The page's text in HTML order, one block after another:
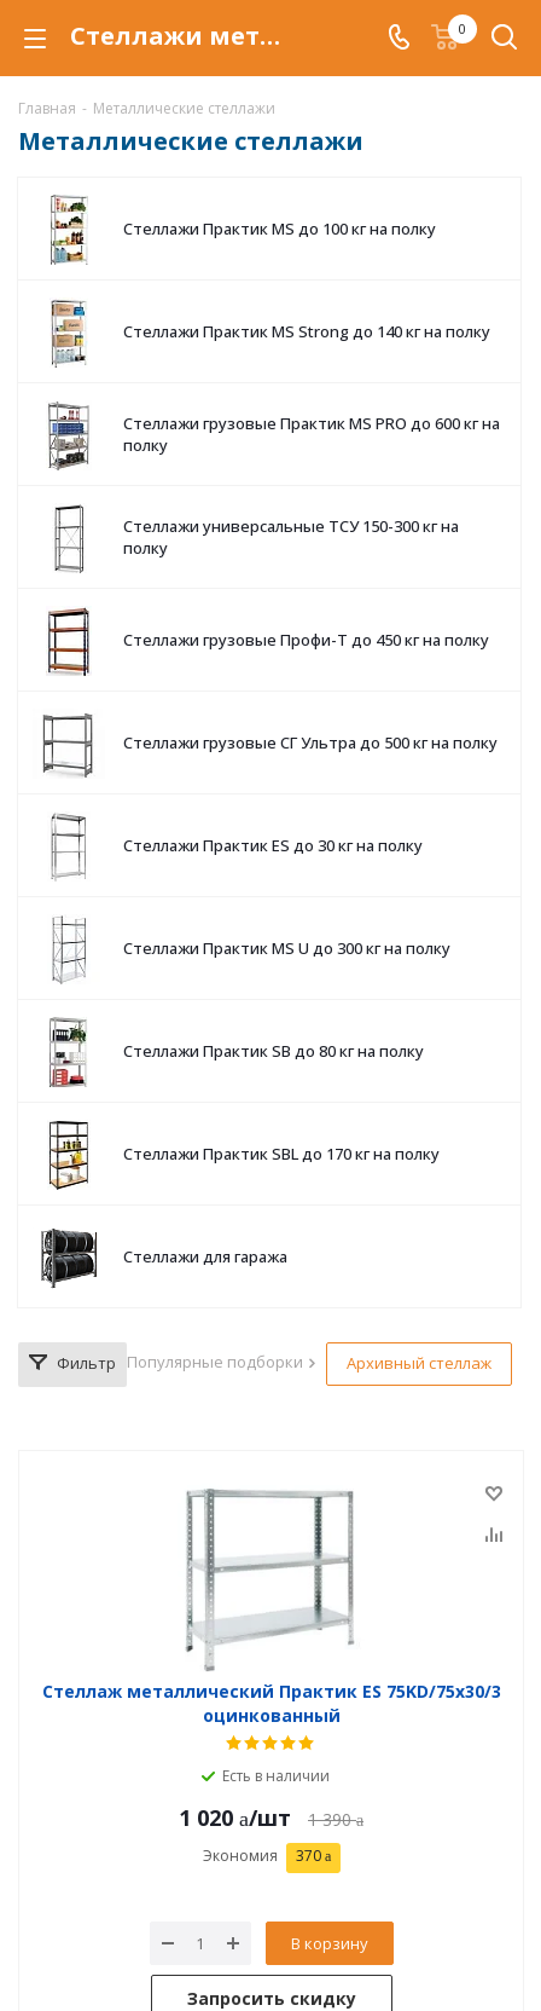
Стеллажи металлические сборные купить в Магнитогорске — цены, характеристики | Valbergsafe 0
Главная - Металлические стеллажи
Металлические стеллажи
Стеллажи Практик MS до 100 кг на полку
Стеллажи Практик MS Strong до 140 кг на полку
Стеллажи грузовые Практик MS PRO до 600 кг на
полку
Стеллажи универсальные ТСУ 150-300 кг на
полку
Стеллажи грузовые Профи-Т до 450 кг на полку
Стеллажи грузовые СГ Ультра до 500 кг на полку
Стеллажи Практик ES до 30 кг на полку
Стеллажи Практик MS U до 300 кг на полку
Стеллажи Практик SB до 80 кг на полку
Стеллажи Практик SBL до 170 кг на полку
Стеллажи для гаража
Фильтр Популярные подборки Архивный стеллаж
Стеллаж металлический Практик ES 75KD/75x30/3
оцинкованный
Есть в наличии
1 020 /шт 1 390
Экономия 370
В корзину
Запросить скидку